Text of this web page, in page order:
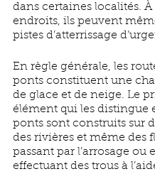
dans certaines localités.
endroits, ils peuvent
pistes d’atterrissage
En règle générale, les
ponts constituent une
de glace et de neige. Le
élément qui les distingue
ponts sont construits sur
des rivières et même des
passant par l’arrosage ou
effectuant des trous à